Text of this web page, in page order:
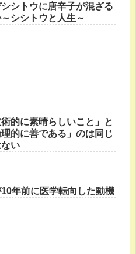
シトウに唐辛子が混ざる
シシトウと人生～
術的に素晴らしいこと」と
理的に善である」のは同じ
い
年前に医学転向した動機